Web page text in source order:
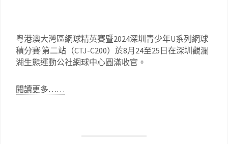
粵港澳大灣區網球精英賽暨2024深圳青少年U系列網球
積分賽·第二站（CTJ-C200）於8月24至25日在深圳觀瀾
湖生態運動公社網球中心圓滿收官。
閱讀更多……